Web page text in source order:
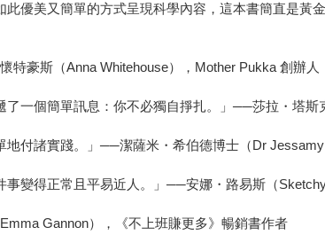
優美又簡單的方式呈現科學內容，這本書簡直是
特豪斯（Anna Whitehouse），Mother Pukka 創辦人
一個簡單訊息：你不必獨自掙扎。」──莎拉・塔斯
付諸實踐。」──潔薩米・希伯德博士（Dr
事變得正常且平易近人。」──安娜・路易斯（
Gannon），《不上班賺更多》暢銷書作者